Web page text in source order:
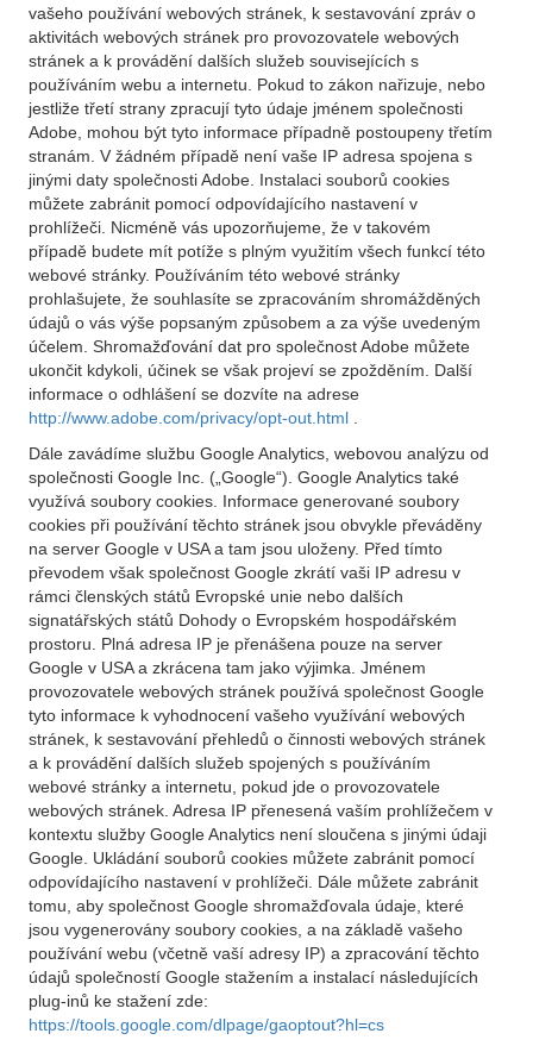
vašeho používání webových stránek, k sestavování zpráv o
aktivitách webových stránek pro provozovatele webových
stránek a k provádění dalších služeb souvisejících s
používáním webu a internetu. Pokud to zákon nařizuje, nebo
jestliže třetí strany zpracují tyto údaje jménem společnosti
Adobe, mohou být tyto informace případně postoupeny třetím
stranám. V žádném případě není vaše IP adresa spojena s
jinými daty společnosti Adobe. Instalaci souborů cookies
můžete zabránit pomocí odpovídajícího nastavení v
prohlížeči. Nicméně vás upozorňujeme, že v takovém
případě budete mít potíže s plným využitím všech funkcí této
webové stránky. Používáním této webové stránky
prohlašujete, že souhlasíte se zpracováním shromážděných
údajů o vás výše popsaným způsobem a za výše uvedeným
účelem. Shromažďování dat pro společnost Adobe můžete
ukončit kdykoli, účinek se však projeví se zpožděním. Další
informace o odhlášení se dozvíte na adrese
http://www.adobe.com/privacy/opt-out.html
Dále zavádíme službu Google Analytics, webovou analýzu od
společnosti Google Inc. („Google“). Google Analytics také
využívá soubory cookies. Informace generované soubory
cookies při používání těchto stránek jsou obvykle převáděny
na server Google v USA a tam jsou uloženy. Před tímto
převodem však společnost Google zkrátí vaši IP adresu v
rámci členských států Evropské unie nebo dalších
signatářských států Dohody o Evropském hospodářském
prostoru. Plná adresa IP je přenášena pouze na server
Google v USA a zkrácena tam jako výjimka. Jménem
provozovatele webových stránek používá společnost Google
tyto informace k vyhodnocení vašeho využívání webových
stránek, k sestavování přehledů o činnosti webových stránek
a k provádění dalších služeb spojených s používáním
webové stránky a internetu, pokud jde o provozovatele
webových stránek. Adresa IP přenesená vaším prohlížečem v
kontextu služby Google Analytics není sloučena s jinými údaji
Google. Ukládání souborů cookies můžete zabránit pomocí
odpovídajícího nastavení v prohlížeči. Dále můžete zabránit
tomu, aby společnost Google shromažďovala údaje, které
jsou vygenerovány soubory cookies, a na základě vašeho
používání webu (včetně vaší adresy IP) a zpracování těchto
údajů společností Google stažením a instalací následujících
plug-inů ke stažení zde:
https://tools.google.com/dlpage/gaoptout?hl=cs